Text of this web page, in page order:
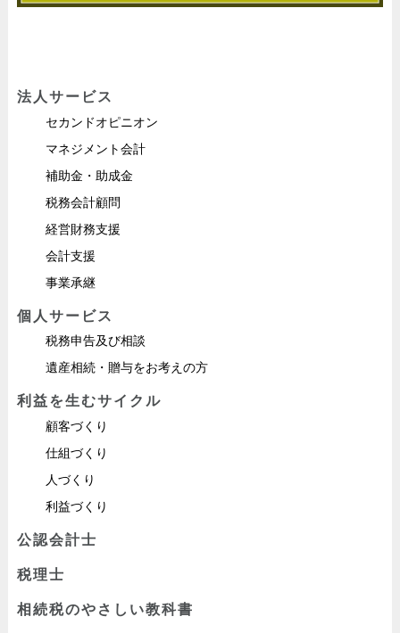
法人サービス
セカンドオピニオン
マネジメント会計
補助金・助成金
税務会計顧問
経営財務支援
会計支援
事業承継
個人サービス
税務申告及び相談
遺産相続・贈与をお考えの方
利益を生むサイクル
顧客づくり
仕組づくり
人づくり
利益づくり
公認会計士
税理士
相続税のやさしい教科書